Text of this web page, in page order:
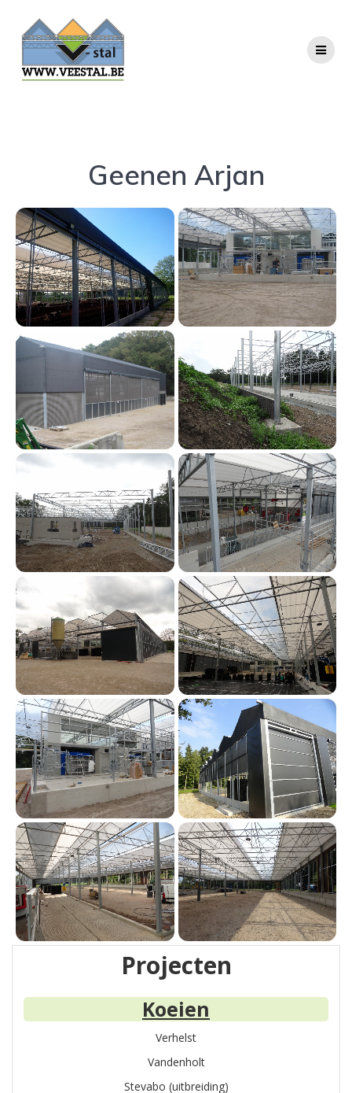
Projecten
Koeien
Verhelst
Vandenholt
Stevabo (uitbreiding)
Geenen Arjan